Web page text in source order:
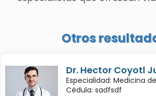
Otros
Dr. Hector Coyotl
Especialidad: Medicina
Cédula: sadfsdf